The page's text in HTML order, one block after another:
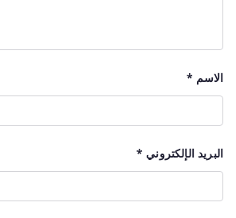
الاسم *
البريد الإلكتروني *